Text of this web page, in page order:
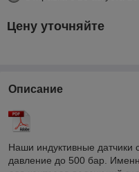
Цену уточняйте
Описание
Наши индуктивные датчики
давление до 500 бар.